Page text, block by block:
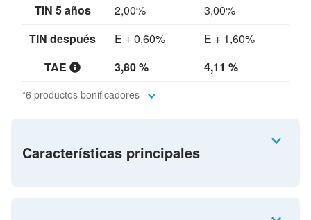
TIN 5 años
2,00%
3,00%
TIN después
E + 0,60%
E + 1,60%
TAE
3,80 % 4,11 %
*6 productos bonificadores
Características principales